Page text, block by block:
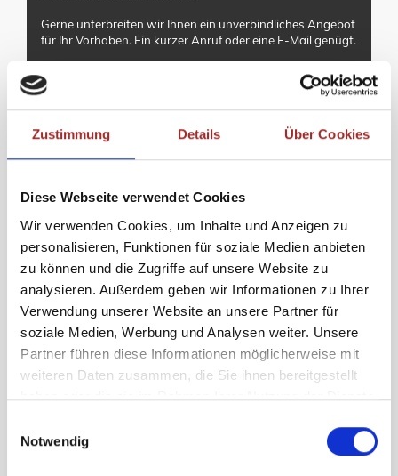
Zustimmung Details Über Cookies
Diese Webseite verwendet Cookies
Wir verwenden Cookies, um Inhalte und Anzeigen zu
personalisieren, Funktionen für soziale Medien anbieten
zu können und die Zugriffe auf unsere Website zu
analysieren. Außerdem geben wir Informationen zu Ihrer
Verwendung unserer Website an unsere Partner für
soziale Medien, Werbung und Analysen weiter. Unsere
Partner führen diese Informationen möglicherweise mit
weiteren Daten zusammen, die Sie ihnen bereitgestellt
haben oder die sie im Rahmen Ihrer Nutzung der Dienste
Notwendig
Gerne unterbreiten wir Ihnen ein unverbindliches Angebot
für Ihr Vorhaben. Ein kurzer Anruf oder eine E-Mail genügt.